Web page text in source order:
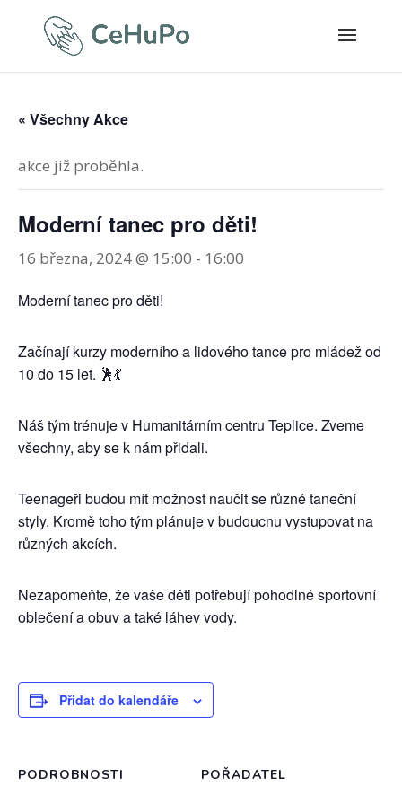
« Všechny Akce
akce již proběhla.
Moderní tanec pro děti!
16 března, 2024 @ 15:00 - 16:00
Moderní tanec pro děti!
Začínají kurzy moderního a lidového tance pro mládež od
10 do 15 let. 🕺💃
Náš tým trénuje v Humanitárním centru Teplice. Zveme
všechny, aby se k nám přidali.
Teenageři budou mít možnost naučit se různé taneční
styly. Kromě toho tým plánuje v budoucnu vystupovat na
různých akcích.
Nezapomeňte, že vaše děti potřebují pohodlné sportovní
oblečení a obuv a také láhev vody.
Přidat do kalendáře
PODROBNOSTI POŘADATEL